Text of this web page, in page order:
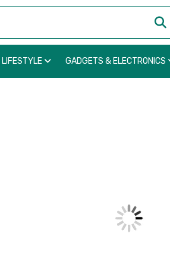
LIFESTYLE GADGETS & ELECTRONICS